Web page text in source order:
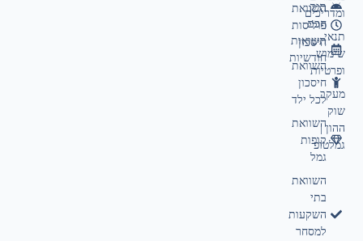
השוואת
פוליסות
חיסכון
השוואת
חיסכון
לכל ילד
השוואת
קופות
גמל
השוואת
בתי
השקעות
למסחר
ומדריכים
תנאי
שימוש
ופרטיות
מעקב
שוק
ההון |
גמלטופ
תיק
חכם
תשואות
חודשיות